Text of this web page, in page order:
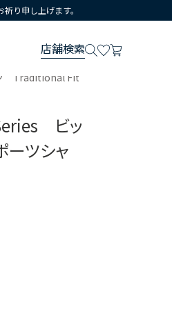
り申し上げます。
店舗検索
Traditional Fit
ビッ
ツシャ